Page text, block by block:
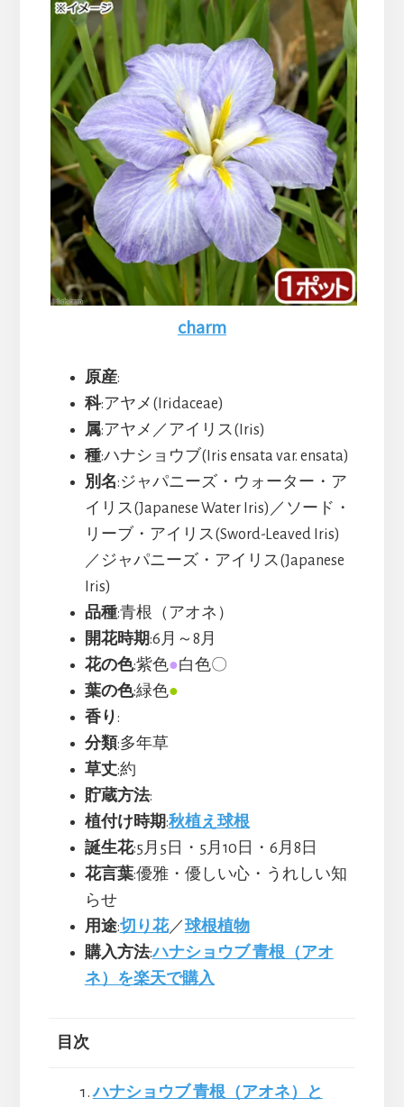
charm
原産:
科:アヤメ(Iridaceae)
属:アヤメ／アイリス(Iris)
種:ハナショウブ(Iris ensata var. ensata)
別名:ジャパニーズ・ウォーター・ア
イリス(Japanese Water Iris)／ソード・
リーブ・アイリス(Sword-Leaved Iris)
／ジャパニーズ・アイリス(Japanese
Iris)
品種:青根（アオネ）
開花時期:6月～8月
花の色:紫色●白色〇
葉の色:緑色●
香り:
分類:多年草
草丈:約
貯蔵方法:
植付け時期:秋植え球根
誕生花:5月5日・5月10日・6月8日
花言葉:優雅・優しい心・うれしい知
らせ
用途:切り花／球根植物
購入方法:ハナショウブ 青根（アオ
ネ）を楽天で購入
目次
ハナショウブ 青根（アオネ）と